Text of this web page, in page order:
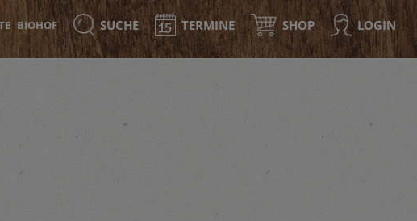
BIOHOF SUCHE TERMINE SHOP LOGIN